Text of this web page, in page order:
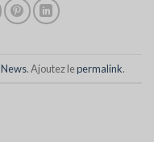
. Ajoutez lepermalink.